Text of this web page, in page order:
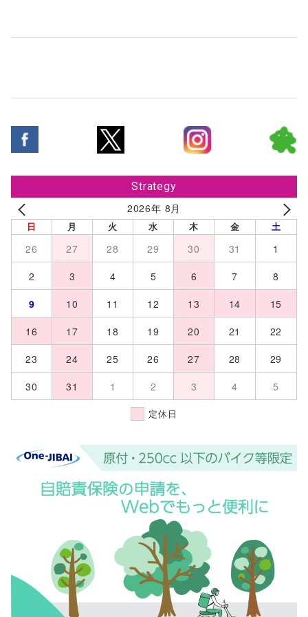
Strategy
2026年 8月
日 月 火 水 木 金 土
26 27 28 29 30 31
1
2
3 4 5 6 7
8
9
10 11 12 13 14
15
16
17 18 19 20 21
22
23
24 25 26 27 28
29
30
31 1 2 3 4 5
定休日